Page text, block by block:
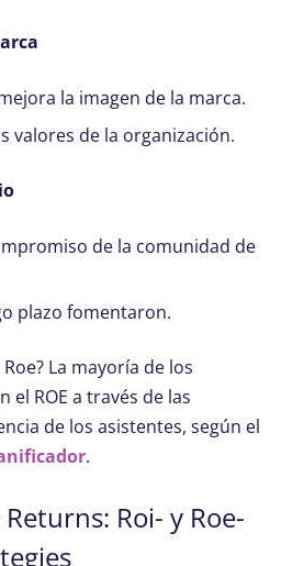
la imagen de la marca.
valores de la organización.
de la comunidad de
plazo fomentaron.
La mayoría de los
el ROE a través de las
de los asistentes, según el
.
Roi- y Roe-